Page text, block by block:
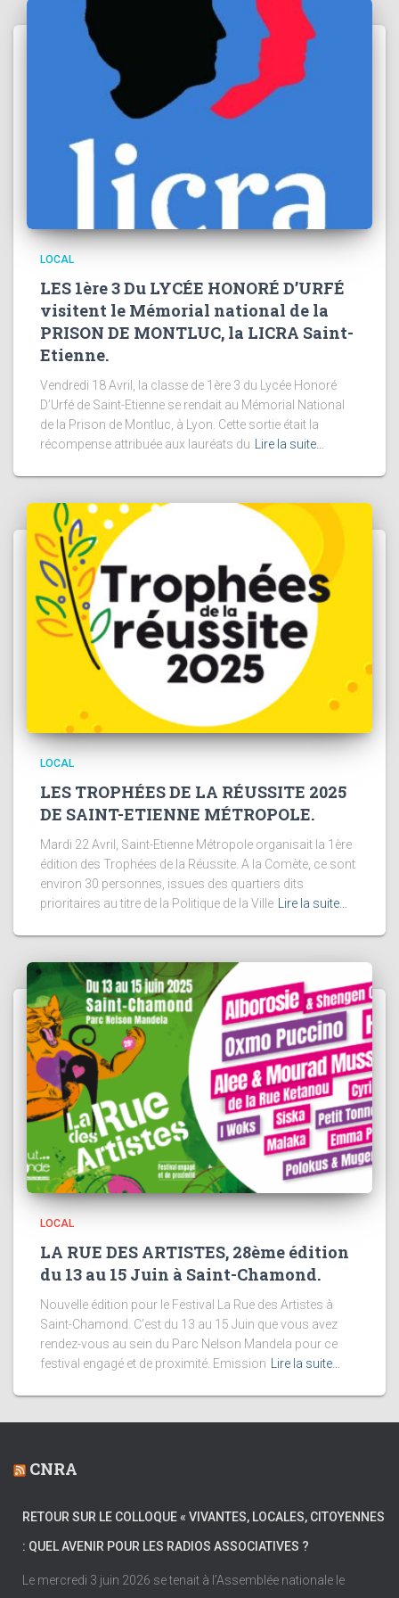
LOCAL
LES 1ère 3 Du LYCÉE HONORÉ D’URFÉ
visitent le Mémorial national de la
PRISON DE MONTLUC, la LICRA Saint-
Etienne.
Vendredi 18 Avril, la classe de 1ère 3 du Lycée Honoré
D’Urfé de Saint-Etienne se rendait au Mémorial National
de la Prison de Montluc, à Lyon. Cette sortie était la
récompense attribuée aux lauréats du
Lire la suite…
LOCAL
LES TROPHÉES DE LA RÉUSSITE 2025
DE SAINT-ETIENNE MÉTROPOLE.
Mardi 22 Avril, Saint-Etienne Métropole organisait la 1ère
édition des Trophées de la Réussite. A la Comète, ce sont
environ 30 personnes, issues des quartiers dits
prioritaires au titre de la Politique de la Ville Lire la suite…
LOCAL
LA RUE DES ARTISTES, 28ème édition
du 13 au 15 Juin à Saint-Chamond.
Nouvelle édition pour le Festival La Rue des Artistes à
Saint-Chamond. C’est du 13 au 15 Juin que vous avez
rendez-vous au sein du Parc Nelson Mandela pour ce
festival engagé et de proximité. Emission
Lire la suite…
CNRA
RETOUR SUR LE COLLOQUE « VIVANTES, LOCALES, CITOYENNES
: QUEL AVENIR POUR LES RADIOS ASSOCIATIVES ?
Le mercredi 3 juin 2026 se tenait à l’Assemblée nationale le